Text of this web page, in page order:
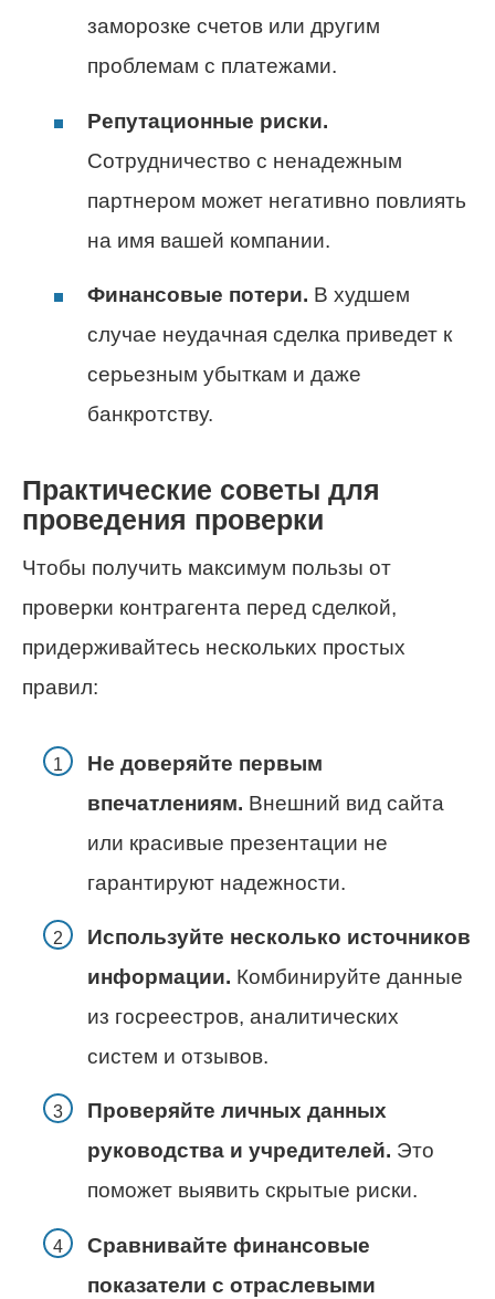
заморозке счетов или другим
проблемам с платежами.
Репутационные риски.
Сотрудничество с ненадежным
партнером может негативно повлиять
на имя вашей компании.
Финансовые потери. В худшем
случае неудачная сделка приведет к
серьезным убыткам и даже
банкротству.
Практические советы для
проведения проверки
Чтобы получить максимум пользы от
проверки контрагента перед сделкой,
придерживайтесь нескольких простых
правил:
Не доверяйте первым
впечатлениям. Внешний вид сайта
или красивые презентации не
гарантируют надежности.
Используйте несколько источников
информации. Комбинируйте данные
из госреестров, аналитических
систем и отзывов.
Проверяйте личных данных
руководства и учредителей. Это
поможет выявить скрытые риски.
Сравнивайте финансовые
показатели с отраслевыми